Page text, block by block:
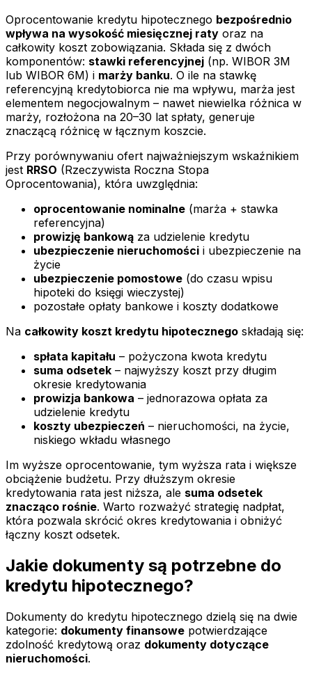
Oprocentowanie kredytu hipotecznego bezpośrednio
wpływa na wysokość miesięcznej raty oraz na
całkowity koszt zobowiązania. Składa się z dwóch
komponentów: stawki referencyjnej (np. WIBOR 3M
lub WIBOR 6M) i marży banku. O ile na stawkę
referencyjną kredytobiorca nie ma wpływu, marża jest
elementem negocjowalnym – nawet niewielka różnica w
marży, rozłożona na 20–30 lat spłaty, generuje
znaczącą różnicę w łącznym koszcie.
Przy porównywaniu ofert najważniejszym wskaźnikiem
jest RRSO (Rzeczywista Roczna Stopa
Oprocentowania), która uwzględnia:
oprocentowanie nominalne (marża + stawka
referencyjna)
prowizję bankową za udzielenie kredytu
ubezpieczenie nieruchomości i ubezpieczenie na
życie
ubezpieczenie pomostowe (do czasu wpisu
hipoteki do księgi wieczystej)
pozostałe opłaty bankowe i koszty dodatkowe
Na całkowity koszt kredytu hipotecznego składają się:
spłata kapitału – pożyczona kwota kredytu
suma odsetek – najwyższy koszt przy długim
okresie kredytowania
prowizja bankowa – jednorazowa opłata za
udzielenie kredytu
koszty ubezpieczeń – nieruchomości, na życie,
niskiego wkładu własnego
Im wyższe oprocentowanie, tym wyższa rata i większe
obciążenie budżetu. Przy dłuższym okresie
kredytowania rata jest niższa, ale suma odsetek
znacząco rośnie. Warto rozważyć strategię nadpłat,
która pozwala skrócić okres kredytowania i obniżyć
łączny koszt odsetek.
Jakie dokumenty są potrzebne do
kredytu hipotecznego?
Dokumenty do kredytu hipotecznego dzielą się na dwie
kategorie: dokumenty finansowe potwierdzające
zdolność kredytową oraz dokumenty dotyczące
nieruchomości.